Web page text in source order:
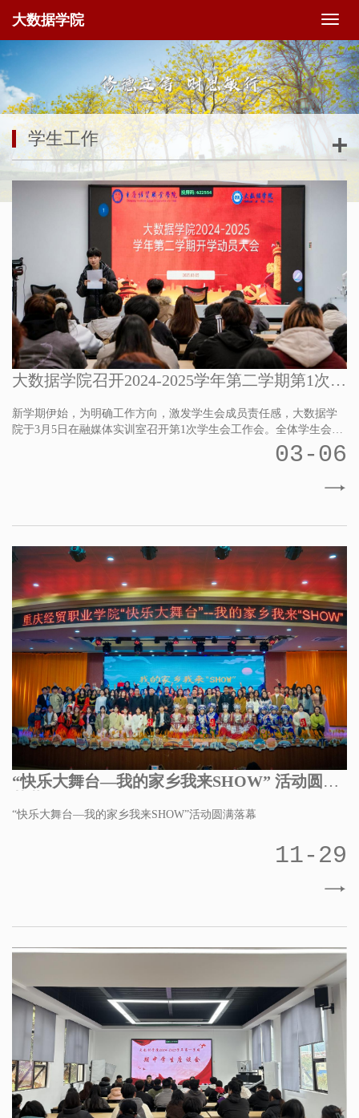
切
导
航
大数据学院
学生工作
大数据学院召开2024-2025学年第二学期第1次学
新学期伊始，为明确工作方向，激发学生会成员责任感，大数据学
院于3月5日在融媒体实训室召开第1次学生会工作会。全体学生会成
员参加，大数据学院王敏院长及团总支书记郭欣老师出席指导。
03-06
“快乐大舞台—我的家乡我来SHOW” 活动圆满
“快乐大舞台—我的家乡我来SHOW”活动圆满落幕
11-29